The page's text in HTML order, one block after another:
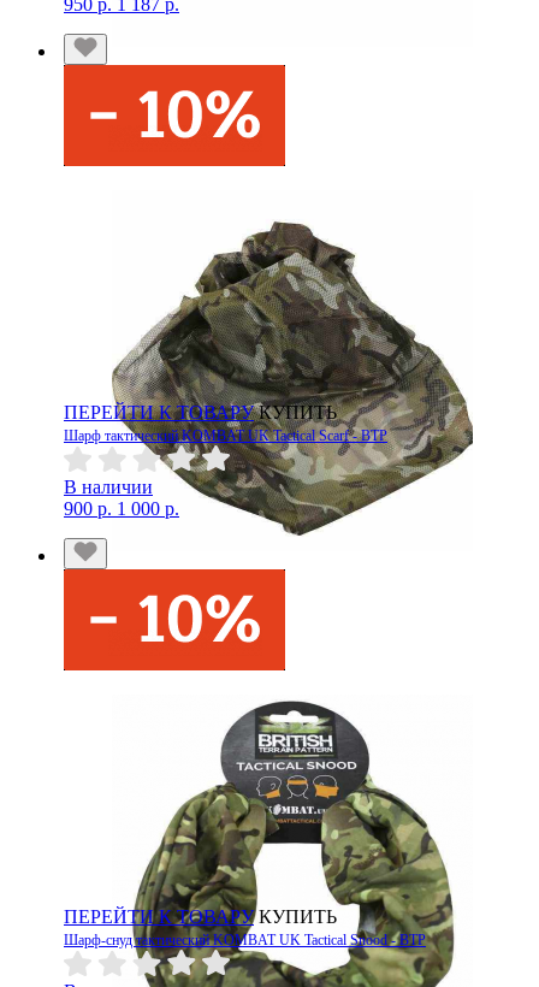
ПЕРЕЙТИ К ТОВАРУ КУПИТЬ
Шарф тактический KOMBAT UK Tactical Scarf - BTP
В наличии
900 р. 1 000 р.
ПЕРЕЙТИ К ТОВАРУ КУПИТЬ
Шарф-снуд тактический KOMBAT UK Tactical Snood - BTP